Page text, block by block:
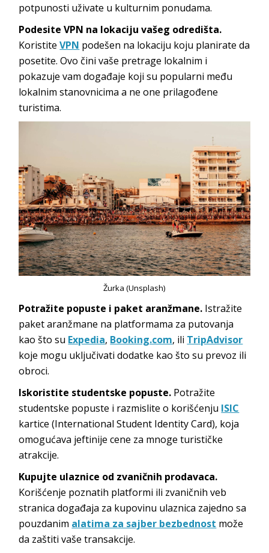
potpunosti uživate u kulturnim ponudama.
Podesite VPN na lokaciju vašeg odredišta.
KoristiteVPN podešen na lokaciju koju planirate da
posetite. Ovo čini vaše pretrage lokalnim i
pokazuje vam događaje koji su popularni među
lokalnim stanovnicima a ne one prilagođene
turistima.
Žurka (Unsplash)
Potražite popuste i paket aranžmane. Istražite
paket aranžmane na platformama za putovanja
kao što su Expedia, Booking.com, ili TripAdvisor
koje mogu uključivati dodatke kao što su prevoz ili
obroci.
Iskoristite studentske popuste. Potražite
studentske popuste i razmislite o korišćenju ISIC
kartice (International Student Identity Card), koja
omogućava jeftinije cene za mnoge turističke
atrakcije.
Kupujte ulaznice od zvaničnih prodavaca.
Korišćenje poznatih platformi ili zvaničnih veb
stranica događaja za kupovinu ulaznica zajedno sa
pouzdanim alatima za sajber bezbednost može
da zaštiti vaše transakcije.